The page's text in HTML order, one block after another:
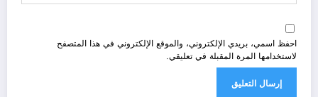
احفظ اسمي، بريدي الإلكتروني، والموقع الإلكتروني في هذا المتصفح
لاستخدامها المرة المقبلة في تعليقي.